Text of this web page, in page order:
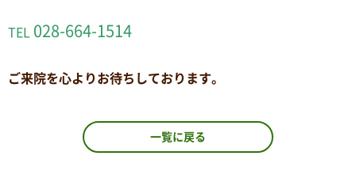
TEL 028-664-1514
ご来院を心よりお待ちしております。
一覧に戻る